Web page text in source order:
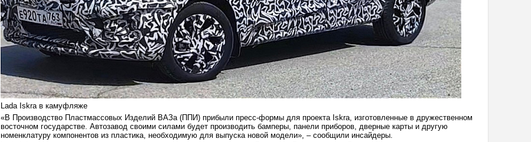
Lada Iskra в камуфляже
«В Производство Пластмассовых Изделий ВАЗа (ППИ) прибыли пресс-формы для проекта Iskra, изготовленные в дружественном
восточном государстве. Автозавод своими силами будет производить бамперы, панели приборов, дверные карты и другую
номенклатуру компонентов из пластика, необходимую для выпуска новой модели», – сообщили инсайдеры.